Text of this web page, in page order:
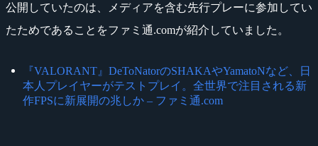
公開していたのは、メディアを含む先行プレーに参加してい
たためであることをファミ通.comが紹介していました。
『VALORANT』DeToNatorのSHAKAやYamatoNなど、日
本人プレイヤーがテストプレイ。全世界で注目される新
作FPSに新展開の兆しか – ファミ通.com